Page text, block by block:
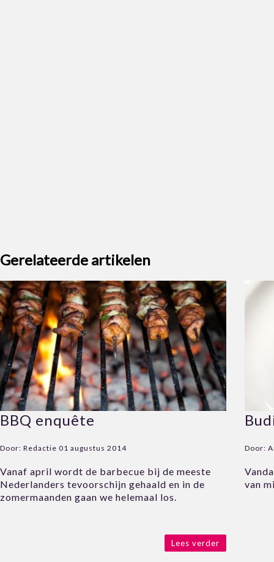
Gerelateerde artikelen
BBQ enquête
Door: Redactie 01 augustus 2014
Vanaf april wordt de barbecue bij de meeste
Nederlanders tevoorschijn gehaald en in de
zomermaanden gaan we helemaal los.
Lees verder
Door:
van